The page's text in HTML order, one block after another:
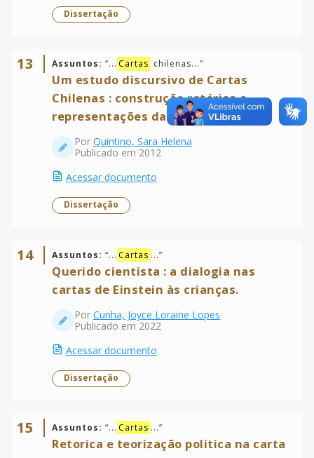
Dissertação
13 Assuntos: “... Cartas chilenas...”
Um estudo discursivo de Cartas
Chilenas : construção retórica e
representações da memória.
Por Quintino, Sara Helena
Publicado em 2012
Acessar documento
Dissertação
14 Assuntos: “... Cartas ...”
Querido cientista : a dialogia nas
cartas de Einstein às crianças.
Por Cunha, Joyce Loraine Lopes
Publicado em 2022
Acessar documento
Dissertação
15 Assuntos: “... Cartas ...”
Retorica e teorização politica na carta